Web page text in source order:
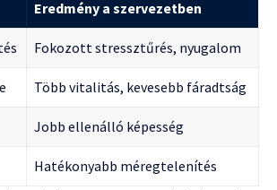
Eredmény a szervezetben
Fokozott stressztűrés, nyugalom
Több vitalitás, kevesebb fáradtság
Jobb ellenálló képesség
Hatékonyabb méregtelenítés